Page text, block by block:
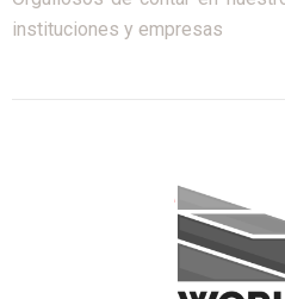
instituciones y empresas